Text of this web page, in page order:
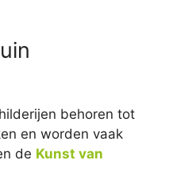
behoren tot
en worden vaak
de Kunst van